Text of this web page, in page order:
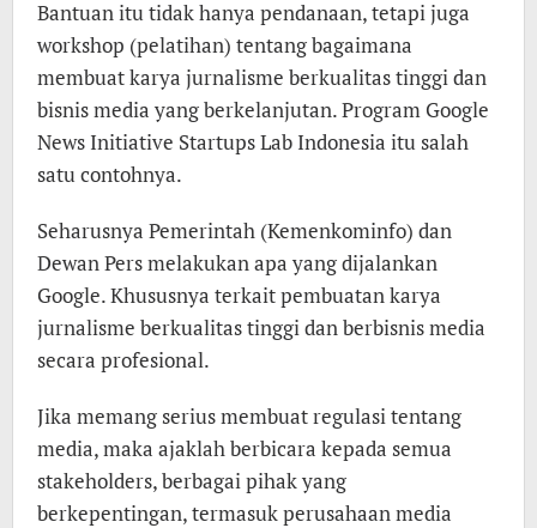
Bantuan itu tidak hanya pendanaan, tetapi juga
workshop (pelatihan) tentang bagaimana
membuat karya jurnalisme berkualitas tinggi dan
bisnis media yang berkelanjutan. Program Google
News Initiative Startups Lab Indonesia itu salah
satu contohnya.
Seharusnya Pemerintah (Kemenkominfo) dan
Dewan Pers melakukan apa yang dijalankan
Google. Khususnya terkait pembuatan karya
jurnalisme berkualitas tinggi dan berbisnis media
secara profesional.
Jika memang serius membuat regulasi tentang
media, maka ajaklah berbicara kepada semua
stakeholders, berbagai pihak yang
berkepentingan, termasuk perusahaan media